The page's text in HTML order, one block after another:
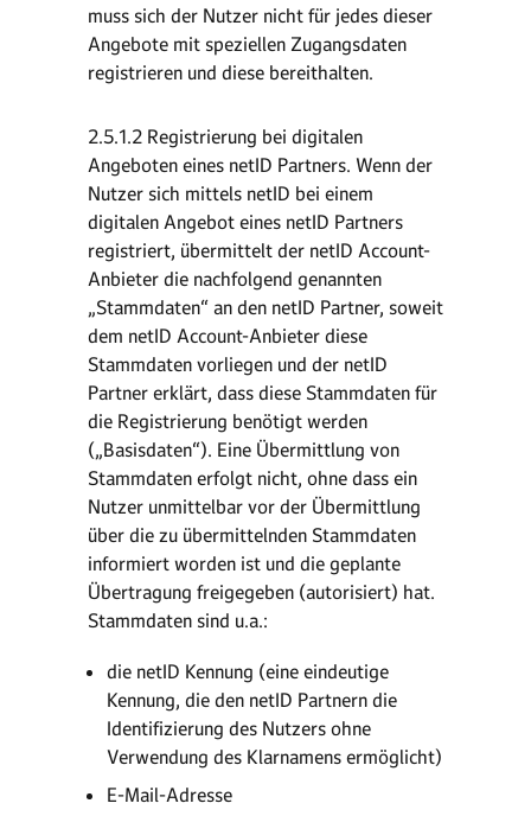
muss sich der Nutzer nicht für jedes dieser
Angebote mit speziellen Zugangsdaten
registrieren und diese bereithalten.
2.5.1.2 Registrierung bei digitalen
Angeboten eines netID Partners. Wenn der
Nutzer sich mittels netID bei einem
digitalen Angebot eines netID Partners
registriert, übermittelt der netID Account-
Anbieter die nachfolgend genannten
„Stammdaten“ an den netID Partner, soweit
dem netID Account-Anbieter diese
Stammdaten vorliegen und der netID
Partner erklärt, dass diese Stammdaten für
die Registrierung benötigt werden
(„Basisdaten“). Eine Übermittlung von
Stammdaten erfolgt nicht, ohne dass ein
Nutzer unmittelbar vor der Übermittlung
über die zu übermittelnden Stammdaten
informiert worden ist und die geplante
Übertragung freigegeben (autorisiert) hat.
Stammdaten sind u.a.:
die netID Kennung (eine eindeutige
Kennung, die den netID Partnern die
Identifizierung des Nutzers ohne
Verwendung des Klarnamens ermöglicht)
E-Mail-Adresse